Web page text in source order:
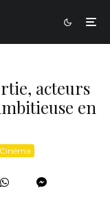
acteurs
en
Cinéma